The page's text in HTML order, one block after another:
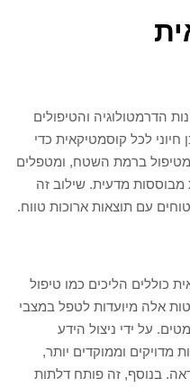
הדרמטולוגיה והטיפולים
לכל קוסמטיקאית כדי
מטיפול ברמת השטח, ומטפלים
מבוססות מדעית. שילוב זה
עם תוצאות ארוכות טווח.
כוללים הליכים כמו טיפול
אלה מיועדות לטפל במצבי
על ידי ניצול הידע
מדויקים וממוקדים יותר,
בנוסף, זה פותח דלתות